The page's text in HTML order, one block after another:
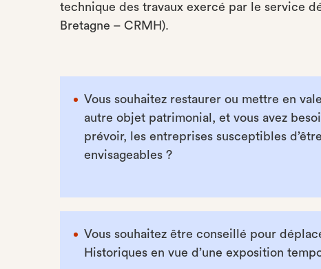
technique des travaux exercé par le service
Bretagne – CRMH).
Vous souhaitez restaurer ou mettre en
autre objet patrimonial, et vous avez
prévoir, les entreprises susceptibles
envisageables ?
Vous souhaitez être conseillé pour
Historiques en vue d’une exposition